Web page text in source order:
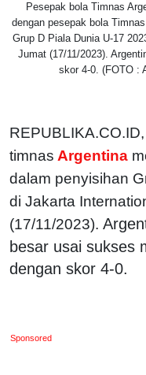
Pesepak bola Timnas
dengan pesepak bola
Grup D Piala Dunia U-17
Jumat (17/11/2023).
skor 4-0. (FOTO :
timnas Argentina
dalam penyisihan
di Jakarta
(17/11/2023).
besar usai sukses
dengan skor 4-0.
Sponsored